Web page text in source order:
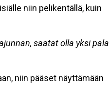
niin pelikentällä, kuin
saatat olla yksi pala
niin pääset näyttämään